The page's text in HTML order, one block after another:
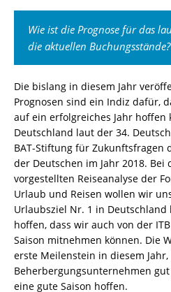
Wie ist die Prognose für das
die aktuellen Buchungsstände?
Die bislang in diesem Jahr
Prognosen sind ein Indiz dafür,
auf ein erfolgreiches Jahr hoffen
Deutschland laut der 34.
BAT-Stiftung für Zukunftsfragen
der Deutschen im Jahr 2018. Bei
vorgestellten Reiseanalyse der
Urlaub und Reisen wollen wir
Urlaubsziel Nr. 1 in
hoffen, dass wir auch von der
Saison mitnehmen können. Die
erste Meilenstein in diesem
Beherbergungsunternehmen
eine gute Saison hoffen.